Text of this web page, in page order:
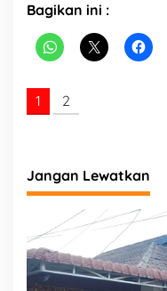
k
P
e
n
y
Bagikan ini :
1 2
Jangan Lewatkan